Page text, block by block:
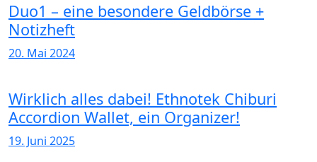
Duo1 – eine besondere Geldbörse +
Notizheft
20. Mai 2024
Wirklich alles dabei! Ethnotek Chiburi
Accordion Wallet, ein Organizer!
19. Juni 2025